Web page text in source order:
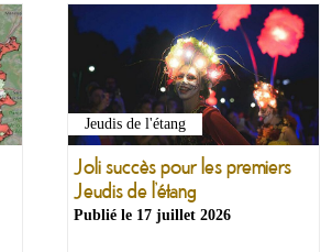
Jeudis de l'étang
Joli succès pour les premiers
Jeudis de l’étang
Publié le 17 juillet 2026